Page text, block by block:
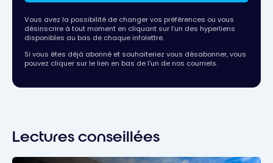
Vous avez la possibilité de changer vos préférences ou vous
désinscrire à tout moment en cliquant sur l’un des hyperliens
disponibles au bas de chaque infolettre.
Si vous êtes déjà abonné et souhaiteriez vous désabonner, vous
pouvez cliquer sur le lien en bas de l’un de nos courriels.
Lectures conseillées